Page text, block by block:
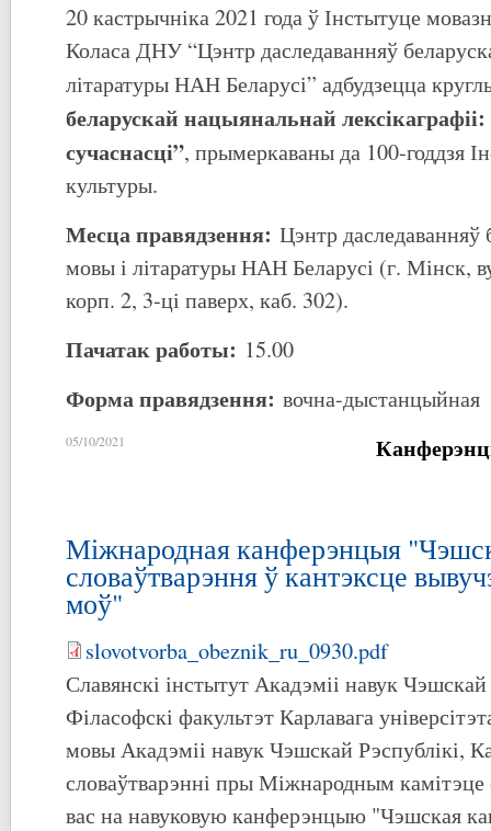
20 кастрычніка 2021 года ў Інстытуце
Коласа ДНУ “Цэнтр даследаванняў
літаратуры НАН Беларусі” адбудзецца
беларускай нацыянальнай
сучаснасці”, прымеркаваны да 100-годдзя
культуры.
Месца правядзення: Цэнтр даследаванняў
мовы і літаратуры НАН Беларусі (г. Мінск,
корп. 2, 3-ці паверх, каб. 302).
Пачатак работы: 15.00
Форма правядзення: вочна-дыстанцыйная
05/10/2021
Міжнародная канферэнцыя
словаўтварэння ў кантэксце
моў"
slovotvorba_obeznik_ru_0930.pdf
Славянскі інстытут Акадэміі навук Чэшскай
Філасофскі факультэт Карлавага
мовы Акадэміі навук Чэшскай Рэспублікі,
словаўтварэнні пры Міжнародным камітэце
вас на навуковую канферэнцыю "Чэшская